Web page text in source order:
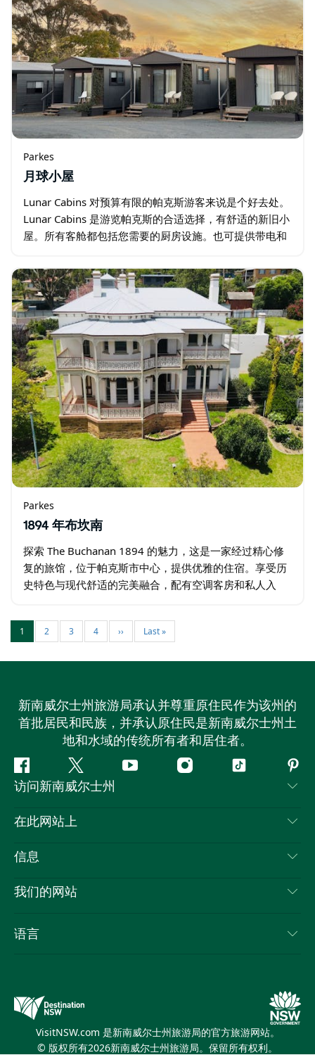
Parkes
月球小屋
Lunar Cabins 对预算有限的帕克斯游客来说是个好去处。
Lunar Cabins 是游览帕克斯的合适选择，有舒适的新旧小
屋。所有客舱都包括您需要的厨房设施。也可提供带电和
Parkes
1894 年布坎南
探索 The Buchanan 1894 的魅力，这是一家经过精心修
复的旅馆，位于帕克斯市中心，提供优雅的住宿。享受历
史特色与现代舒适的完美融合，配有空调客房和私人入
有舒适的休息区、平板电视…
1 2 3 4 ›› Last »
新南威尔士州旅游局承认并尊重原住民作为该州的
首批居民和民族，并承认原住民是新南威尔士州土
地和水域的传统所有者和居住者。
Facebook叽
叽
喳
YouTube Instagram抖
访问新南威尔士州
联系我们
隐私
Cookie 通知
在此网站上
目的地
新南威尔士州公路旅行
活动
信息
旅行信息
新南威尔士州的商业
我们的网站
新南威尔士州旅游局媒体中心
缤纷悉尼灯光音乐节
语言
VisitNSW.com 是新南威尔士州旅游局的官方旅游网站。
© 版权所有2026新南威尔士州旅游局。保留所有权利。